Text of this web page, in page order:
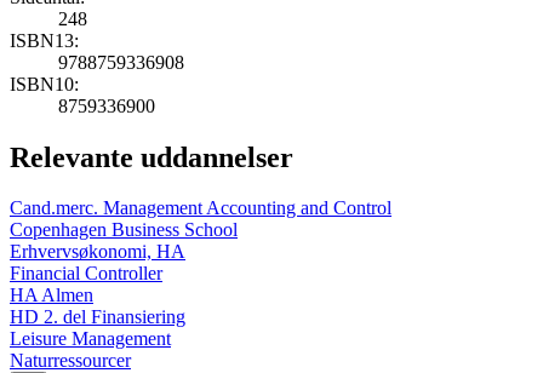
248
ISBN13:
9788759336908
ISBN10:
8759336900
Relevante uddannelser
Cand.merc. Management Accounting and Control
Copenhagen Business School
Erhvervsøkonomi, HA
Financial Controller
HA Almen
HD 2. del Finansiering
Leisure Management
Naturressourcer